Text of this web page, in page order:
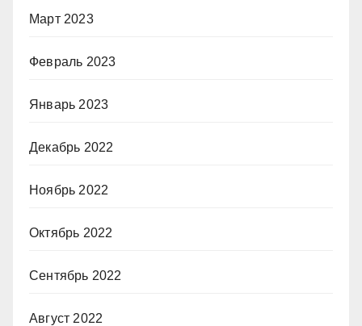
Март 2023
Февраль 2023
Январь 2023
Декабрь 2022
Ноябрь 2022
Октябрь 2022
Сентябрь 2022
Август 2022